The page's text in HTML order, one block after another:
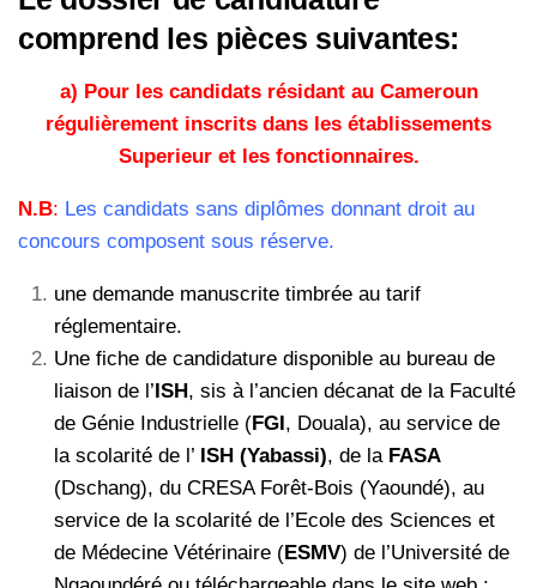
comprend les pièces suivantes:
a) Pour les candidats résidant au Cameroun
régulièrement inscrits dans les établissements
Superieur et les fonctionnaires.
N.B: Les candidats sans diplômes donnant droit au
concours composent sous réserve.
une demande manuscrite timbrée au tarif
réglementaire.
Une fiche de candidature disponible au bureau de
liaison de l’ ISH , sis à l’ancien décanat de la Faculté
de Génie Industrielle (FGI , Douala), au service de
la scolarité de l’ ISH (Yabassi), de la FASA
(Dschang), du CRESA Forêt-Bois (Yaoundé), au
service de la scolarité de l’Ecole des Sciences et
de Médecine Vétérinaire (ESMV) de l’Université de